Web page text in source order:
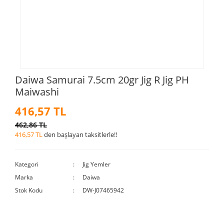
Daiwa Samurai 7.5cm 20gr Jig R Jig PH
Maiwashi
416,57 TL
462,86 TL
416,57 TLden başlayan taksitlerle!!
Kategori
Jig Yemler
Marka
Daiwa
Stok Kodu
DW-J07465942